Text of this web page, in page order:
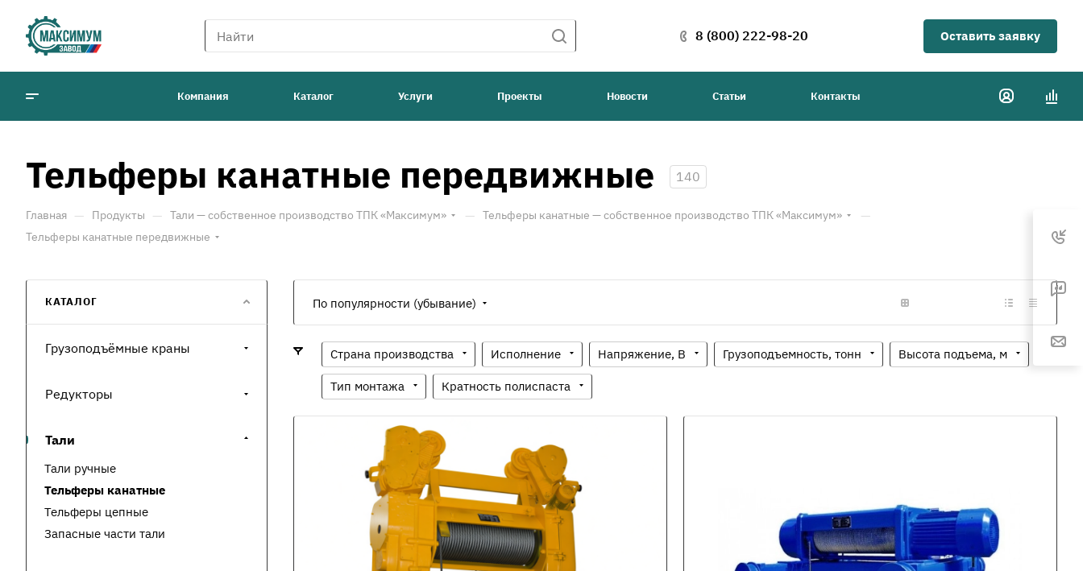
8 (800) 222-98-20 Оставить заявку
Компания Каталог Услуги Проекты Новости Статьи Контакты
Тельферы канатные передвижные 140
Главная — Продукты — Тали — собственное производство ТПК «Максимум» — Тельферы канатные — собственное производство ТПК «Максимум» —
Тельферы канатные передвижные
По популярности (убывание)
Страна производства Исполнение Напряжение, В Грузоподъемность, тонн Высота подъема, м
Тип монтажа Кратность полиспаста
КАТАЛОГ
Грузоподъёмные краны
Редукторы
Тали
Тали ручные
Тельферы канатные
Тельферы цепные
Запасные части тали